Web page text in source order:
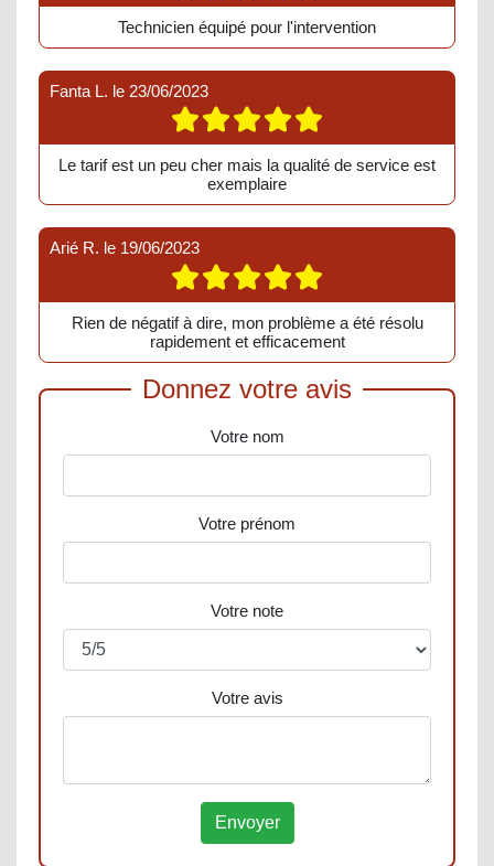
Technicien équipé pour l'intervention
Fanta L. le 23/06/2023
Le tarif est un peu cher mais la qualité de service est
exemplaire
Arié R. le 19/06/2023
Rien de négatif à dire, mon problème a été résolu
rapidement et efficacement
Donnez votre avis
Votre nom
Votre prénom
Votre note
Votre avis